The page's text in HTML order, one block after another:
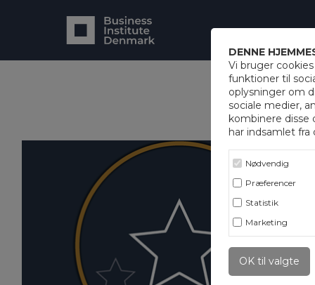
DENNE
Vi bruger
funktioner til
oplysninger om
sociale medier,
kombinere disse
har indsamlet
Nødvendig
Præferencer
Statistik
Marketing
OK til valgte